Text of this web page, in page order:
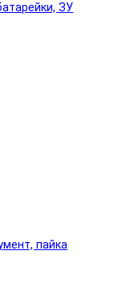
ЗУ
пайка